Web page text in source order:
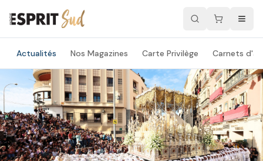
Actualités Nos Magazines Carte Privilège Carnets